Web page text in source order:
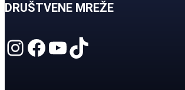
DRUŠTVENE MREŽE
Instagram Facebook YouTube TikTok